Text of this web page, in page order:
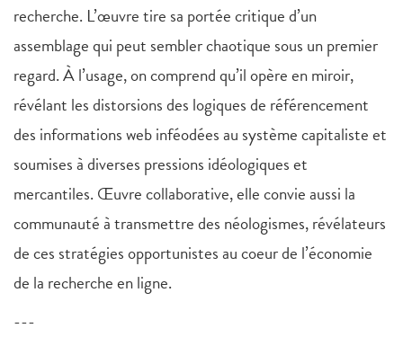
recherche. L’œuvre tire sa portée critique d’un
assemblage qui peut sembler chaotique sous un premier
regard. À l’usage, on comprend qu’il opère en miroir,
révélant les distorsions des logiques de référencement
des informations web inféodées au système capitaliste et
soumises à diverses pressions idéologiques et
mercantiles. Œuvre collaborative, elle convie aussi la
communauté à transmettre des néologismes, révélateurs
de ces stratégies opportunistes au coeur de l’économie
de la recherche en ligne.
---